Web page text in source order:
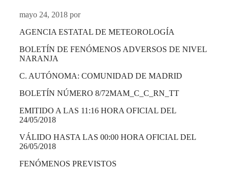
mayo 24, 2018 por
AGENCIA ESTATAL DE METEOROLOGÍA
BOLETÍN DE FENÓMENOS ADVERSOS DE NIVEL
NARANJA
C. AUTÓNOMA: COMUNIDAD DE MADRID
BOLETÍN NÚMERO 8/72MAM_C_C_RN_TT
EMITIDO A LAS 11:16 HORA OFICIAL DEL
24/05/2018
VÁLIDO HASTA LAS 00:00 HORA OFICIAL DEL
26/05/2018
FENÓMENOS PREVISTOS